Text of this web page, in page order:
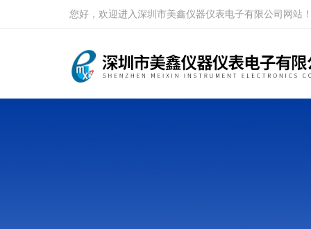
您好，欢迎进入深圳市美鑫仪器仪表电子有限公司网站